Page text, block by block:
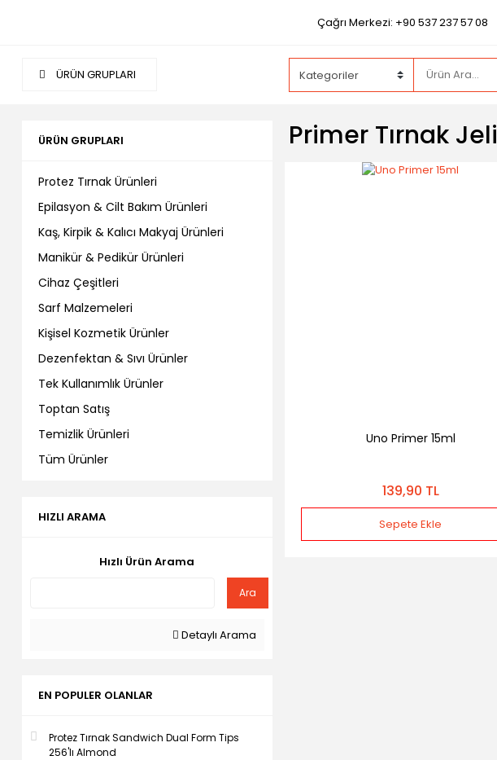
Çağrı Merkezi: +90 537 237 57 08
ÜRÜN GRUPLARI
ÜRÜN GRUPLARI
Protez Tırnak Ürünleri
Epilasyon & Cilt Bakım Ürünleri
Kaş, Kirpik & Kalıcı Makyaj Ürünleri
Manikür & Pedikür Ürünleri
Cihaz Çeşitleri
Sarf Malzemeleri
Kişisel Kozmetik Ürünler
Dezenfektan & Sıvı Ürünler
Tek Kullanımlık Ürünler
Toptan Satış
Temizlik Ürünleri
Tüm Ürünler
HIZLI ARAMA
Hızlı Ürün Arama
Ara
Detaylı Arama
EN POPULER OLANLAR
Protez Tırnak Sandwich Dual Form Tips
256'lı Almond
Primer Tırnak Jeli
Uno Primer 15ml
139,90 TL
Sepete Ekle